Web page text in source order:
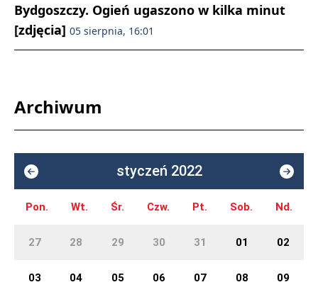
Bydgoszczy. Ogień ugaszono w kilka minut
[zdjęcia] 05 sierpnia, 16:01
Archiwum
styczeń 2022
Pon. Wt. Śr. Czw. Pt. Sob. Nd.
27 28 29 30 31 01 02
03 04 05 06 07 08 09